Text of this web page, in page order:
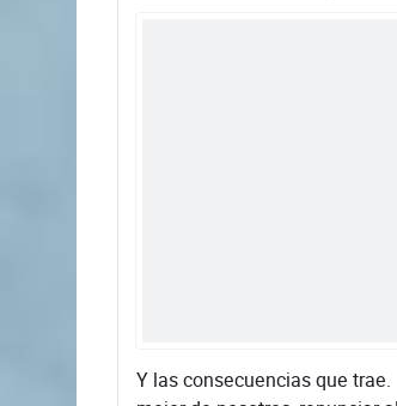
Y las consecuencias que